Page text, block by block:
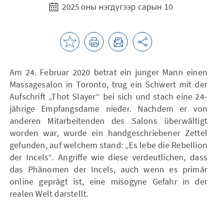
2025 оны нэгдүгээр сарын 10
Am 24. Februar 2020 betrat ein junger Mann einen
Massagesalon in Toronto, trug ein Schwert mit der
Aufschrift „Thot Slayer“ bei sich und stach eine 24-
jährige Empfangsdame nieder. Nachdem er von
anderen Mitarbeitenden des Salons überwältigt
worden war, wurde ein handgeschriebener Zettel
gefunden, auf welchem stand: „Es lebe die Rebellion
der Incels“. Angriffe wie diese verdeutlichen, dass
das Phänomen der Incels, auch wenn es primär
online geprägt ist, eine misogyne Gefahr in der
realen Welt darstellt.